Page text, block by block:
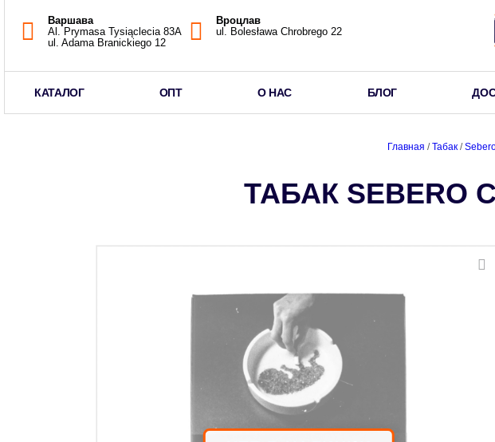
Варшава
Al. Prymasa Tysiąclecia 83A
ul. Adama Branickiego 12
Вроцлав
ul. Bolesława Chrobrego 22
КАТАЛОГ ОПТ О НАС БЛОГ
Главная /Табак /
ТАБАК SEBERO